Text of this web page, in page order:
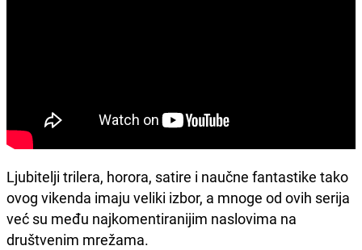
Ljubitelji trilera, horora, satire i naučne fantastike tako
ovog vikenda imaju veliki izbor, a mnoge od ovih serija
već su među najkomentiranijim naslovima na
društvenim mrežama.